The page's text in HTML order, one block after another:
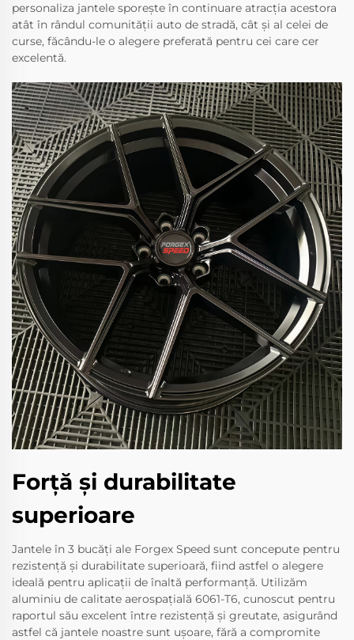
personaliza jantele sporește în continuare atracția acestora
atât în rândul comunității auto de stradă, cât și al celei de
curse, făcându-le o alegere preferată pentru cei care cer
excelentă.
Forţă şi durabilitate
superioare
Jantele în 3 bucăți ale Forgex Speed sunt concepute pentru
rezistență și durabilitate superioară, fiind astfel o alegere
ideală pentru aplicații de înaltă performanță. Utilizăm
aluminiu de calitate aerospațială 6061-T6, cunoscut pentru
raportul său excelent între rezistență și greutate, asigurând
astfel că jantele noastre sunt ușoare, fără a compromite